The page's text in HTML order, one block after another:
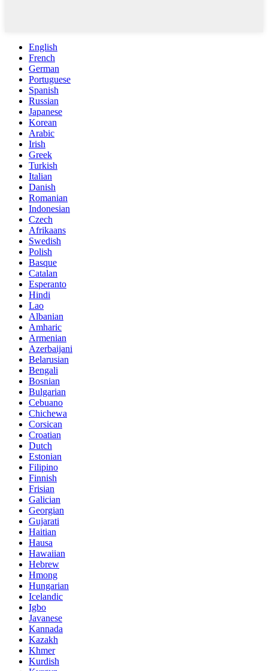
English
French
German
Portuguese
Spanish
Russian
Japanese
Korean
Arabic
Irish
Greek
Turkish
Italian
Danish
Romanian
Indonesian
Czech
Afrikaans
Swedish
Polish
Basque
Catalan
Esperanto
Hindi
Lao
Albanian
Amharic
Armenian
Azerbaijani
Belarusian
Bengali
Bosnian
Bulgarian
Cebuano
Chichewa
Corsican
Croatian
Dutch
Estonian
Filipino
Finnish
Frisian
Galician
Georgian
Gujarati
Haitian
Hausa
Hawaiian
Hebrew
Hmong
Hungarian
Icelandic
Igbo
Javanese
Kannada
Kazakh
Khmer
Kurdish